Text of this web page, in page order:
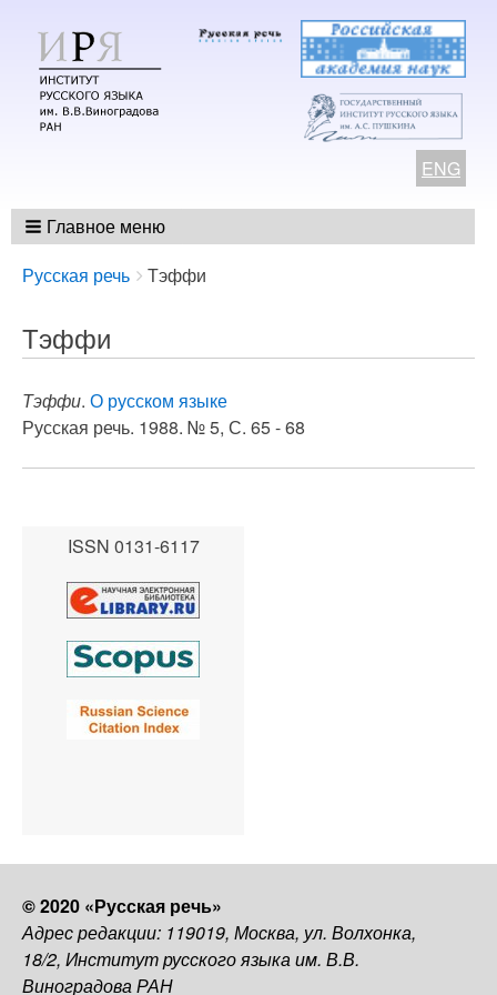
ENG
Главное меню
Breadcrumbs
You
here:
Русская речь Тэффи
Тэффи
Тэффи. О русском языке
Русская речь. 1988. № 5, С. 65 - 68
ISSN 0131-6117
© 2020 «Русская речь»
Адрес редакции: 119019, Москва, ул. Волхонка,
18/2, Институт русского языка им. В.В.
Виноградова РАН